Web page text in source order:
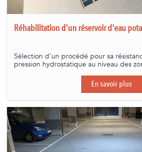
Réhabilitation d’un réservoir d'eau
Sélection d’un procédé pour sa
pression hydrostatique au niveau des
En savoir plus